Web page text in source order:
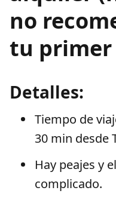
no
tu primer
Detalles:
Tiempo de
30 min desde
Hay peajes y
complicado.